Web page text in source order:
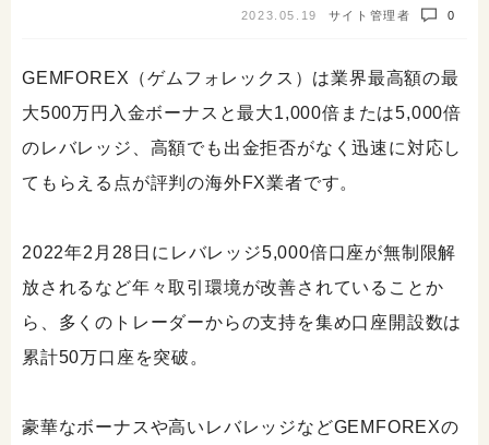
2023.05.19 サイト管理者 0
GEMFOREX（ゲムフォレックス）は業界最高額の最
大500万円入金ボーナスと最大1,000倍または5,000倍
のレバレッジ、高額でも出金拒否がなく迅速に対応し
てもらえる点が評判の海外FX業者です。
2022年2月28日にレバレッジ5,000倍口座が無制限解
放されるなど年々取引環境が改善されていることか
ら、多くのトレーダーからの支持を集め口座開設数は
累計50万口座を突破。
豪華なボーナスや高いレバレッジなどGEMFOREXの